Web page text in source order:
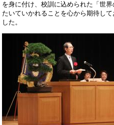
を身に付け、校訓に込められた「世
たいていかれることを心から期待し
した。